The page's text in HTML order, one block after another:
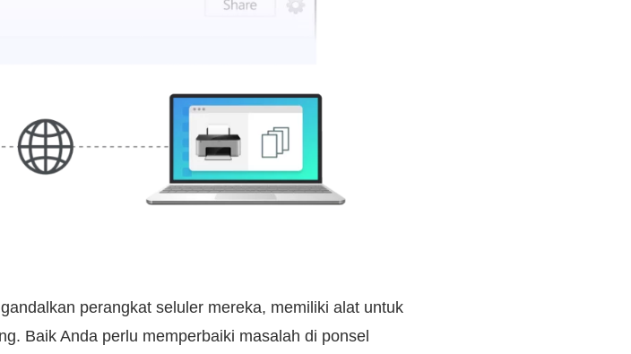
perangkat seluler mereka, memiliki alat untuk
Baik Anda perlu memperbaiki masalah di ponsel